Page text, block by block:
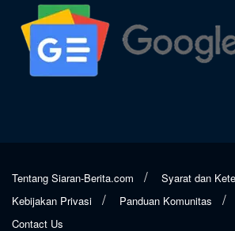
Tentang Siaran-Berita.com
Syarat dan
Kebijakan Privasi
Panduan Komunitas
Contact Us